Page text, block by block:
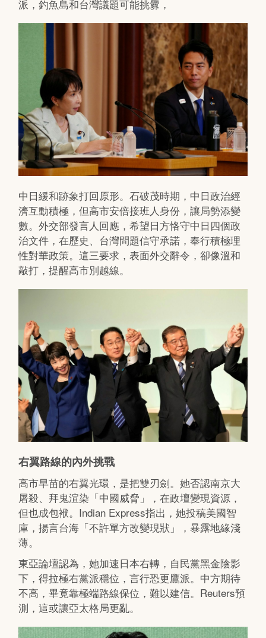
派，釣魚島和台灣議題可能挑釁，
中日緩和跡象打回原形。石破茂時期，中日政治經
濟互動積極，但高市安倍接班人身份，讓局勢添變
數。外交部發言人回應，希望日方恪守中日四個政
治文件，在歷史、台灣問題信守承諾，奉行積極理
性對華政策。這三要求，表面外交辭令，卻像溫和
敲打，提醒高市別越線。
右翼路線的內外挑戰
高市早苗的右翼光環，是把雙刃劍。她否認南京大
屠殺、拜鬼渲染「中國威脅」，在政壇變現資源，
但也成包袱。Indian Express指出，她投稿美國智
庫，揚言台海「不許單方改變現狀」，暴露地緣淺
薄。
東亞論壇認為，她加速日本右轉，自民黨黑金陰影
下，得拉極右黨派穩位，言行恐更鷹派。中方期待
不高，畢竟靠極端路線保位，難以建信。Reuters預
測，這或讓亞太格局更亂。